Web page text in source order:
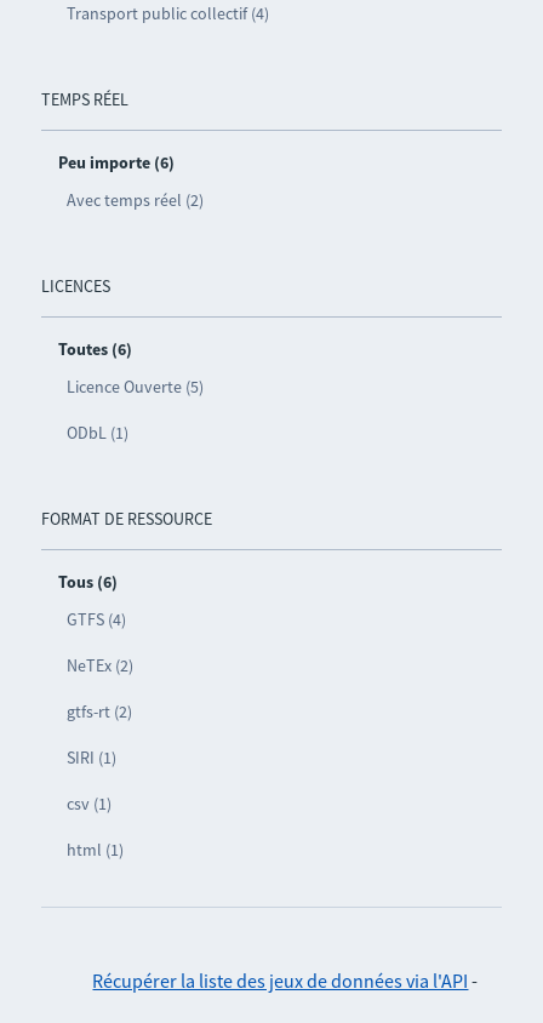
Transport public collectif (4)
TEMPS RÉEL
Peu importe (6)
Avec temps réel (2)
LICENCES
Toutes (6)
Licence Ouverte (5)
ODbL (1)
FORMAT DE RESSOURCE
Tous (6)
GTFS (4)
NeTEx (2)
gtfs-rt (2)
SIRI (1)
csv (1)
html (1)
Récupérer la liste des jeux de données via l'API -